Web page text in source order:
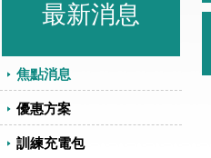
最新消息
焦點消息
優惠方案
訓練充電包